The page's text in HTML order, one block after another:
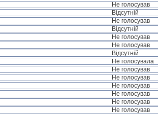
Не голосував
Відсутній
Не голосував
Відсутній
Не голосував
Не голосував
Відсутній
Не голосувала
Не голосував
Не голосував
Не голосував
Не голосував
Не голосував
Не голосував